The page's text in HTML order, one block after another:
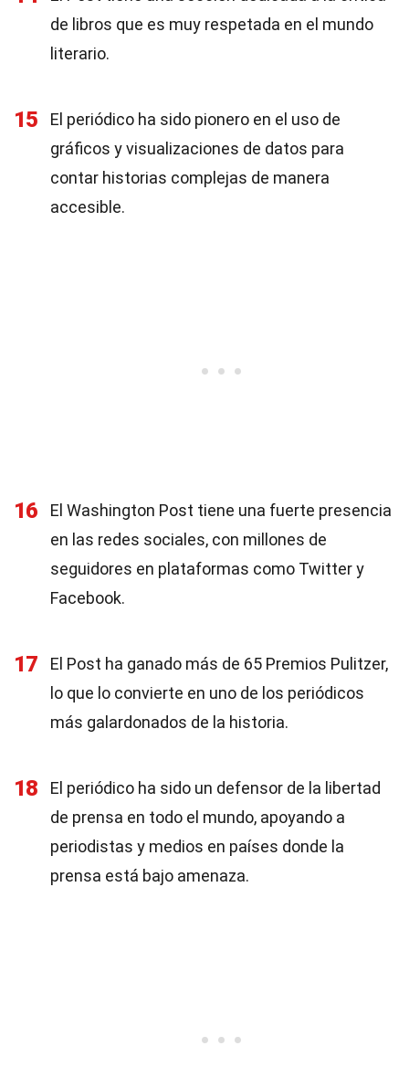
de libros que es muy respetada en el mundo
literario.
15
El periódico ha sido pionero en el uso de
gráficos y visualizaciones de datos para
contar historias complejas de manera
accesible.
16
El Washington Post tiene una fuerte presencia
en las redes sociales, con millones de
seguidores en plataformas como Twitter y
Facebook.
17
El Post ha ganado más de 65 Premios Pulitzer,
lo que lo convierte en uno de los periódicos
más galardonados de la historia.
18
El periódico ha sido un defensor de la libertad
de prensa en todo el mundo, apoyando a
periodistas y medios en países donde la
prensa está bajo amenaza.